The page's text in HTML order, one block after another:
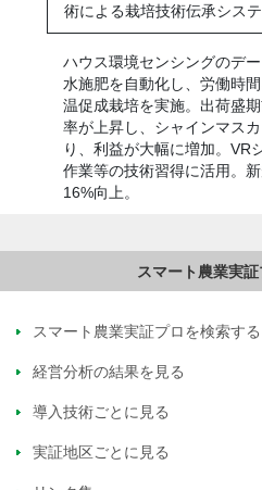
術による栽培技術伝承シス
ハウス環境センシングのデ
水施肥を自動化し、労働時
温促成栽培を実施。出荷盛
率が上昇し、シャインマス
り、利益が大幅に増加。VR
作業等の技術習得に活用。
16%向上。
スマート農業実証プロを検索する
経営分析の結果を見る
導入技術ごとに見る
実証地区ごとに見る